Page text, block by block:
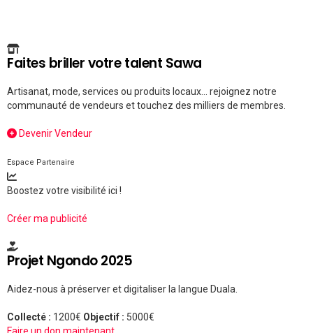
Faites briller votre talent Sawa
Artisanat, mode, services ou produits locaux... rejoignez notre
communauté de vendeurs et touchez des milliers de membres.
Devenir Vendeur
Espace Partenaire
Boostez votre visibilité ici !
Créer ma publicité
Projet Ngondo 2025
Aidez-nous à préserver et digitaliser la langue Duala.
Collecté : 1200€ Objectif : 5000€